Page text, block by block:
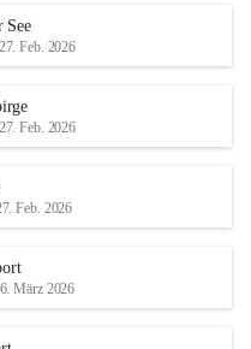
r
S
See
Feb. 2026
Feb. 2026
Feb. 2026
März 2026